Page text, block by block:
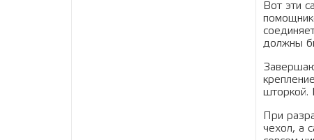
Вот эти
должны
шторкой.
При
чехол, а